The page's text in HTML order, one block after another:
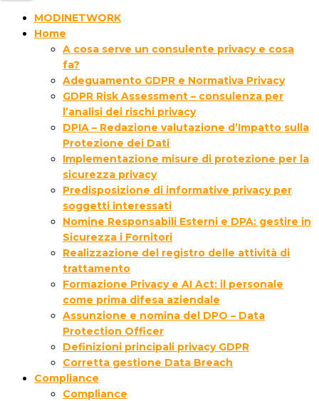
MODINETWORK
Home
A cosa serve un consulente privacy e cosa
fa?
Adeguamento GDPR e Normativa Privacy
GDPR Risk Assessment – consulenza per
l’analisi dei rischi privacy
DPIA – Redazione valutazione d’Impatto sulla
Protezione dei Dati
Implementazione misure di protezione per la
sicurezza privacy
Predisposizione di informative privacy per
soggetti interessati
Nomine Responsabili Esterni e DPA: gestire in
Sicurezza i Fornitori
Realizzazione del registro delle attività di
trattamento
Formazione Privacy e AI Act: il personale
come prima difesa aziendale
Assunzione e nomina del DPO – Data
Protection Officer
Definizioni principali privacy GDPR
Corretta gestione Data Breach
Compliance
Compliance